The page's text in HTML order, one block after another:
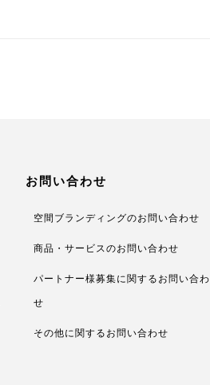
お問い合わせ
空間ブランディングのお問い合わせ
商品・サービスのお問い合わせ
パートナー様募集に関するお問い合わ
せ
その他に関するお問い合わせ